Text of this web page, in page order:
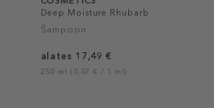
Deep Moisture Rhubarb
Shampoo
Šampoon
alates 17,49 €
250 ml (0,07 € / 1 ml)